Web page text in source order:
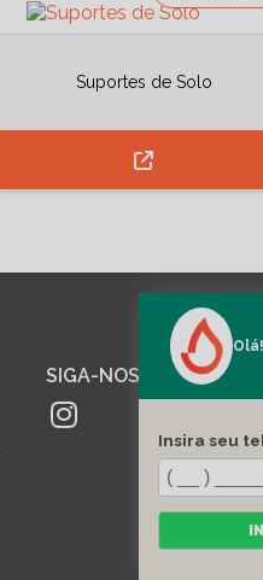
Suportes de Solo
SIGA-NOS
Insira seu